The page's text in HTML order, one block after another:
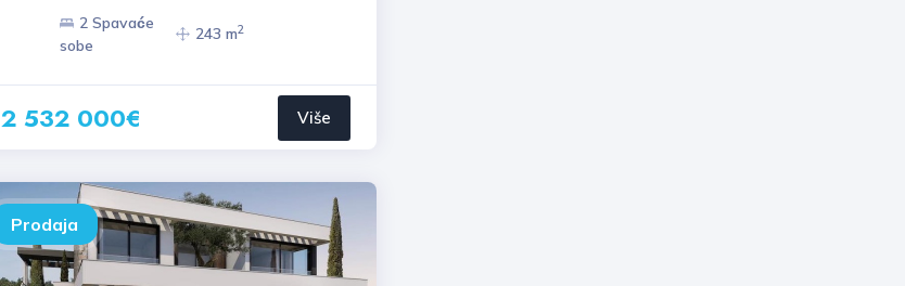
2 Spavaće
sobe
243 m2
2 532 000€ Više
Prodaja